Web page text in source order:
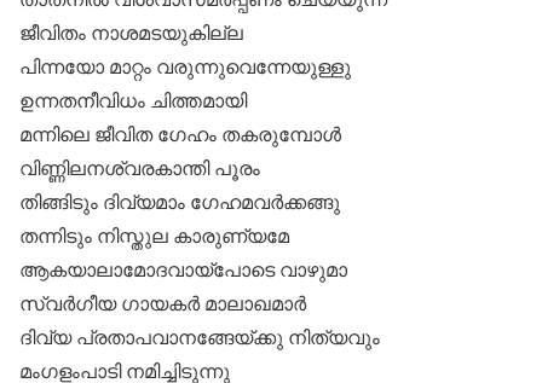
ജീവിതം നാശമടയുകില്ല
പിന്നയോ മാറ്റം വരുന്നുവെന്നേയുള്ളു
ഉന്നതനീവിധം ചിത്തമായി
മന്നിലെ ജീവിത ഗേഹം തകരുമ്പോള്‍
വിണ്ണിലനശ്വരകാന്തി പൂരം
തിങ്ങിടും ദിവ്യമാം ഗേഹമവര്‍ക്കങ്ങു
തന്നിടും നിസ്തുല കാരുണ്യമേ
ആകയാലാമോദവായ്‌പോടെ വാഴുമാ
സ്വര്‍ഗീയ ഗായകര്‍ മാലാഖമാര്‍
ദിവ്യ പ്രതാപവാനങ്ങേയ്ക്കു നിത്യവും
മംഗളംപാടി നമിച്ചിടുന്നു